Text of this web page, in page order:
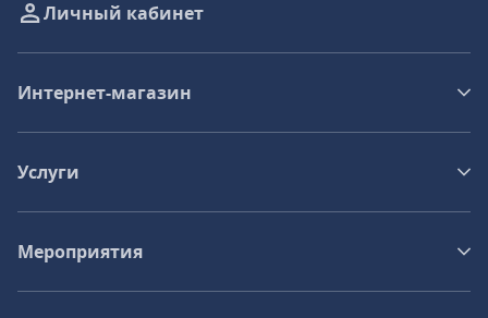
Личный кабинет
Интернет-магазин
Услуги
Мероприятия